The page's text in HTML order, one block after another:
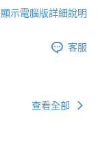
顯示電腦版詳細說明
客服
查看全部